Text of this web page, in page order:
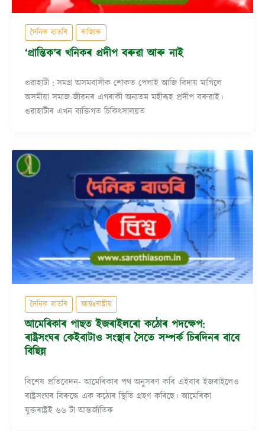
দৈনিক বাতৰি ৰাজ্যিক
‘প্ৰান্তিক’ৰ খনিকৰ প্ৰদীপ বৰুৱা আৰু নাই
গুৱাহাটী : সমগ্ৰ অসমবাসীক শোকত পেলাই আজি বিদায় মাগিলে
অসমীয়া সমাজ-জীৱনৰ এগৰাকী অন্যতম মহীৰূহ প্ৰদীপ বৰুৱাই।
গুৱাহাটীৰ এখন ব্যক্তিগত চিকিৎসালয়ত
দৈনিক বাতৰি আন্তঃৰাষ্ট্ৰীয়
আমেৰিকাৰ পাছত ইজৰাইলৰো কঠোৰ পদক্ষেপ:
ৰাষ্ট্ৰসংঘৰ কেইবাটাও সংস্থাৰ সৈতে সম্পৰ্ক চিৰদিনৰ বাবে
বিছিন্ন
বিশেষ প্ৰতিবেদন- আমেৰিকাৰ পথ অনুসৰণ কৰি এইবাৰ ইজৰাইলেও
ৰাষ্ট্ৰসংঘৰ বিৰুদ্ধে এক কঠোৰ স্থিতি গ্ৰহণ কৰিছে। আমেৰিকা
যুক্তৰাষ্ট্ৰই ৬৬ টা আন্তৰ্জাতিক